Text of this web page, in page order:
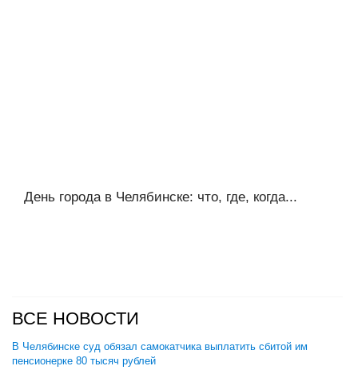
День города в Челябинске: что, где, когда...
ВСЕ НОВОСТИ
В Челябинске суд обязал самокатчика выплатить сбитой им
пенсионерке 80 тысяч рублей